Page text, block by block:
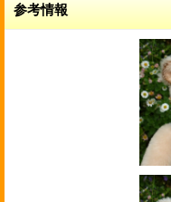
参考情報